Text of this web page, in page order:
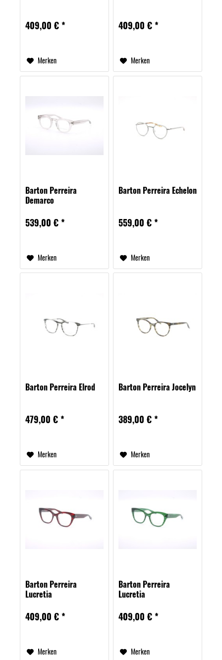
409,00 € *
Merken
409,00 € *
Merken
Barton Perreira
Demarco
539,00 € *
Merken
Barton Perreira Echelon
559,00 € *
Merken
Barton Perreira Elrod
479,00 € *
Merken
Barton Perreira Jocelyn
389,00 € *
Merken
Barton Perreira
Lucretia
409,00 € *
Merken
Barton Perreira
Lucretia
409,00 € *
Merken